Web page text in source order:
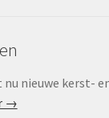
nu nieuwe kerst-
→